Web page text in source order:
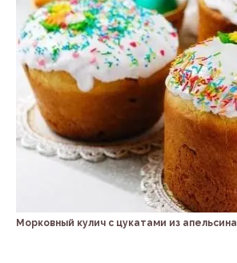
Морковный кулич с цукатами из апельсина